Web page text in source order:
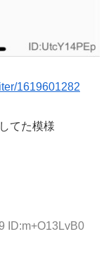
1619601282
てた模様
ID:m+O13LvB0